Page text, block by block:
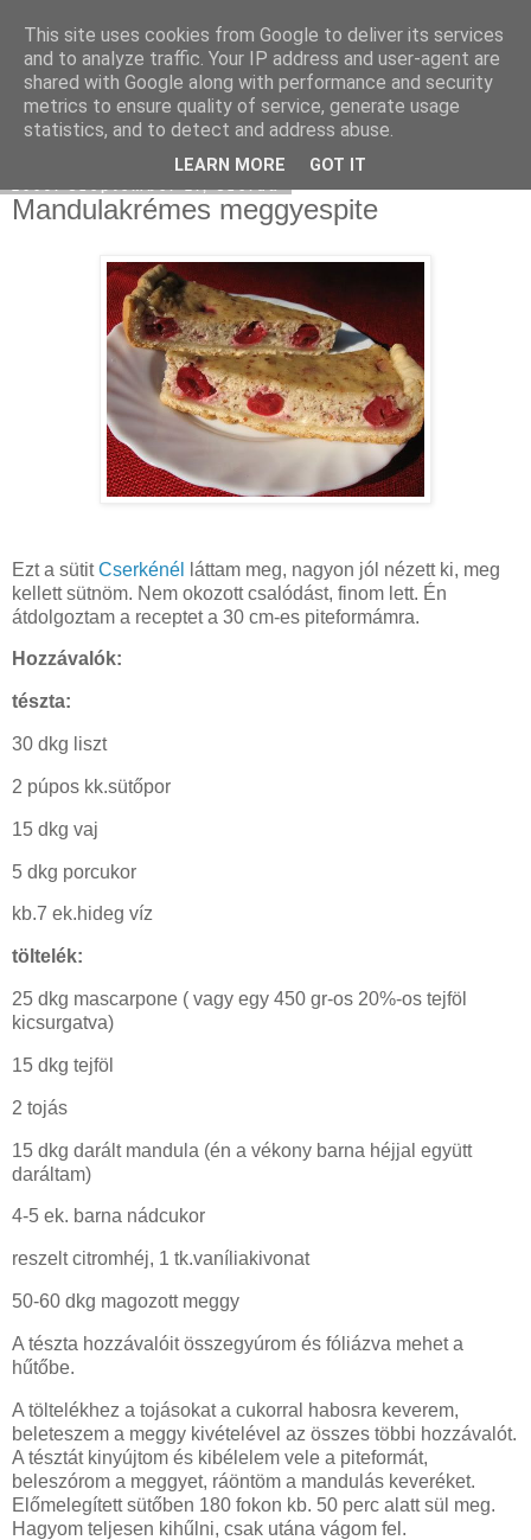
Moha Konyha
Mandulakrémes meggyespite
Ezt a sütitCserkénél
láttam meg, nagyon jól nézett ki, meg
kellett sütnöm. Nem okozott csalódást, finom lett. Én
átdolgoztam a receptet a 30 cm-es piteformámra.
Hozzávalók:
tészta:
30 dkg liszt
2 púpos kk.sütőpor
15 dkg vaj
5 dkg porcukor
kb.7 ek.hideg víz
töltelék:
25 dkg mascarpone ( vagy egy 450 gr-os 20%-os tejföl
kicsurgatva)
15 dkg tejföl
2 tojás
15 dkg darált mandula (én a vékony barna héjjal együtt
daráltam)
4-5 ek. barna nádcukor
reszelt citromhéj, 1 tk.vaníliakivonat
50-60 dkg magozott meggy
A tészta hozzávalóit összegyúrom és fóliázva mehet a
hűtőbe.
A töltelékhez a tojásokat a cukorral habosra keverem,
beleteszem a meggy kivételével az összes többi hozzávalót.
A tésztát kinyújtom és kibélelem vele a piteformát,
beleszórom a meggyet, ráöntöm a mandulás keveréket.
Előmelegített sütőben 180 fokon kb. 50 perc alatt sül meg.
Hagyom teljesen kihűlni, csak utána vágom fel.
This site uses cookies from Google to deliver its services
and to analyze traffic. Your IP address and user-agent are
shared with Google along with performance and security
metrics to ensure quality of service, generate usage
statistics, and to detect and address abuse.
LEARN MORE GOT IT